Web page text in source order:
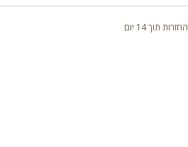
החזרות תוך 14 יום